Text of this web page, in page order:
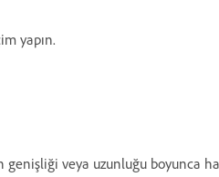
yapın.
veya uzunluğu boyunca